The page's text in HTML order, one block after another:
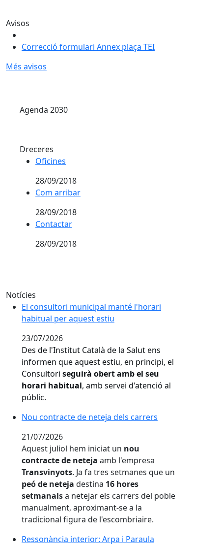
Avisos
Correcció formulari Annex plaça TEI
Més avisos
Agenda 2030
Dreceres
Oficines
Oficines
28/09/2018
Com arribar
Com arribar
28/09/2018
Contactar
Contactar
28/09/2018
Notícies
El consultori municipal manté l'horari habitual per
El consultori municipal manté l'horari
habitual per aquest estiu
23/07/2026
Des de l'Institut Català de la Salut ens
informen que aquest estiu, en principi, el
Consultori seguirà obert amb el seu
horari habitual, amb servei d'atenció al
públic.
Nou contracte de neteja dels carrers
Nou contracte de neteja dels carrers
21/07/2026
Aquest juliol hem iniciat un nou
contracte de neteja amb l'empresa
Transvinyots. Ja fa tres setmanes que un
peó de neteja destina 16 hores
setmanalsa netejar els carrers del poble
manualment, aproximant-se a la
tradicional figura de l'escombriaire.
Ressonància interior: Arpa i Paraula
Ressonància interior: Arpa i Paraula